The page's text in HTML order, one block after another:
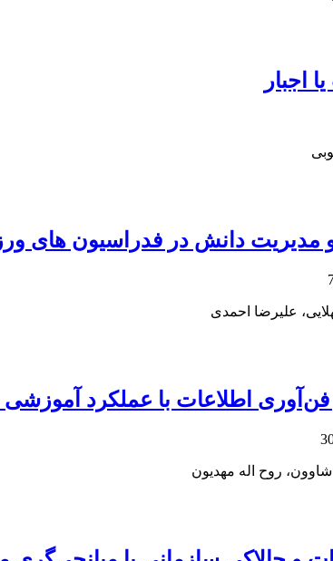
اجبار
و مدیریت دانش در فدراسیون های
علیرضا احمدی
فن‌آوری اطلاعات با عملکرد
روح اله مهدیون